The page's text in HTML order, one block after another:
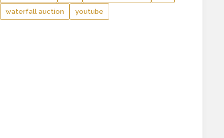
waterfall auction youtube